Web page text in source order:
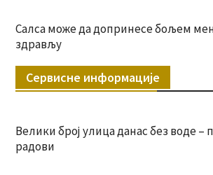
Салса може да допринесе бољем
здрављу
Сервисне информације
Велики број улица данас без воде –
радови